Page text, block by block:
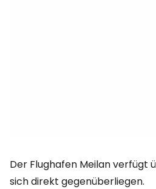
Der Flughafen Meilan verfügt
sich direkt gegenüberliegen.